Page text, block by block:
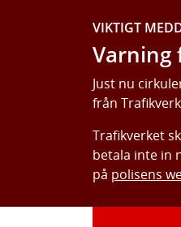
VIKTIGT
Varning
Just nu
från
Trafikverket
betala inte in
på polisens